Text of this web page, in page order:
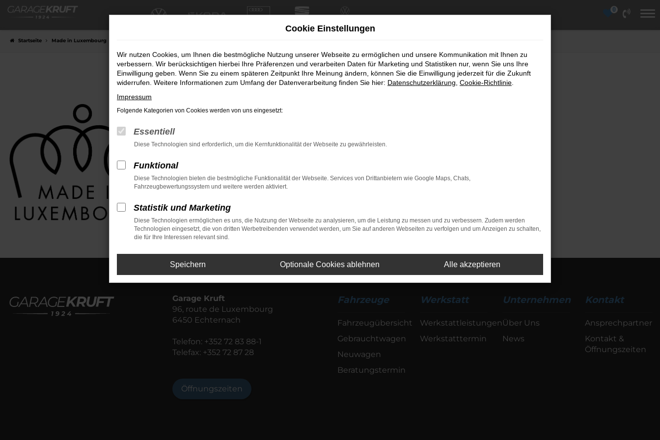
Zum
0
Startseite Made in Luxembourg
Garage Kruft
96, route de Luxembourg
6450 Echternach
Telefon: +352 72 83 88-1
Telefax: +352 72 87 28
Öffnungszeiten
Fahrzeuge
Fahrzeugübersicht
Gebrauchtwagen
Neuwagen
Beratungstermin
Werkstatt
Werkstattleistungen
Werkstatttermin
Unternehmen
Über Uns
News
Kontakt
Ansprechpartner
Kontakt &
Öffnungszeiten
Cookie Einstellungen
Wir nutzen Cookies, um Ihnen die bestmögliche Nutzung unserer Webseite zu ermöglichen und unsere Kommunikation mit Ihnen zu
verbessern. Wir berücksichtigen hierbei Ihre Präferenzen und verarbeiten Daten für Marketing und Statistiken nur, wenn Sie uns Ihre
Einwilligung geben. Wenn Sie zu einem späteren Zeitpunkt Ihre Meinung ändern, können Sie die Einwilligung jederzeit für die Zukunft
widerrufen. Weitere Informationen zum Umfang der Datenverarbeitung finden Sie hier: Datenschutzerklärung Cookie-Richtlinie
Impressum
Folgende Kategorien von Cookies werden von uns eingesetzt:
Essentiell
Diese Technologien sind erforderlich, um die Kernfunktionalität der Webseite zu gewährleisten.
Funktional
Diese Technologien bieten die bestmögliche Funktionalität der Webseite. Services von Drittanbietern wie Google Maps, Chats,
Fahrzeugbewertungssystem und weitere werden aktiviert.
Statistik und Marketing
Diese Technologien ermöglichen es uns, die Nutzung der Webseite zu analysieren, um die Leistung zu messen und zu verbessern. Zudem werden
Technologien eingesetzt, die von dritten Werbetreibenden verwendet werden, um Sie auf anderen Webseiten zu verfolgen und um Anzeigen zu schalten,
die für Ihre Interessen relevant sind.
Speichern Optionale Cookies ablehnen Alle akzeptieren